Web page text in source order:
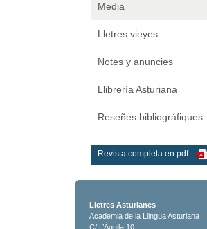
Media
Lletres vieyes
Notes y anuncies
Llibrería Asturiana
Reseñes bibliográfiques
Revista completa en pdf
Lletres Asturianes
Academia de la Llingua Asturiana
C/ L’Águila 10